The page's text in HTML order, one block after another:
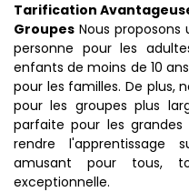
Tarification
Groupes Nous
personne pour les
enfants de moins de 10
pour les familles. De plus,
pour les groupes plus
parfaite pour les
rendre l'apprentissage
amusant pour tous,
exceptionnelle.